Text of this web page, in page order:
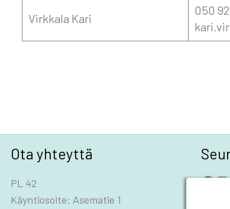
Virk­ka­la Kari
050
Ota yhteyttä
PL 42
Käyntiosoite: Asematie 1